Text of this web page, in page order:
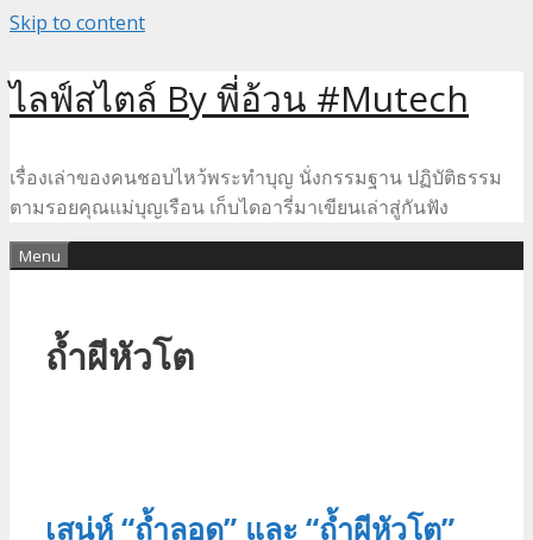
Skip to content
ไลฟ์สไตล์ By พี่อ้วน #Mutech
เรื่องเล่าของคนชอบไหว้พระทำบุญ นั่งกรรมฐาน ปฏิบัติธรรม
ตามรอยคุณแม่บุญเรือน เก็บไดอารี่มาเขียนเล่าสู่กันฟัง
Menu
ถ้ำผีหัวโต
เสน่ห์ “ถ้ำลอด” และ “ถ้ำผีหัวโต”